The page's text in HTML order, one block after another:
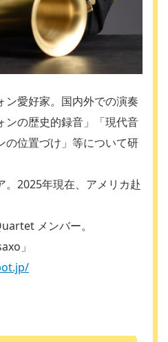
ン愛好家。国内外での演奏
ンの歴史的録音」「現代音
の位置づけ」等について研
。2025年現在、アメリカ赴
メンバー。
」